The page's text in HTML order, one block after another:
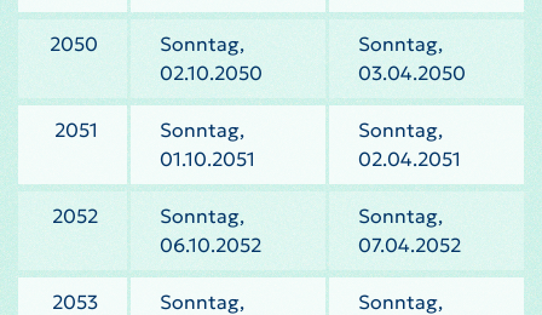
2050
Sonntag,
02.10.2050
Sonntag,
03.04.2050
2051
Sonntag,
01.10.2051
Sonntag,
02.04.2051
2052
Sonntag,
06.10.2052
Sonntag,
07.04.2052
2053
Sonntag,
Sonntag,